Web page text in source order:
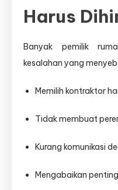
Harus
Banyak pemilik
kesalahan yang
Memilih kontraktor
Tidak membuat
Kurang komunikasi
Mengabaikan